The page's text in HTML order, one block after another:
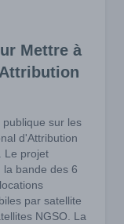
Mettre à
publique sur les
d'Attribution
Le projet
bande des 6
par satellite
NGSO. La